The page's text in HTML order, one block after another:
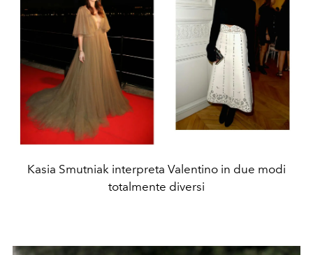
Kasia Smutniak interpreta Valentino in due modi
totalmente diversi